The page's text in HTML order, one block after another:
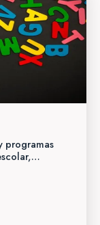
programas